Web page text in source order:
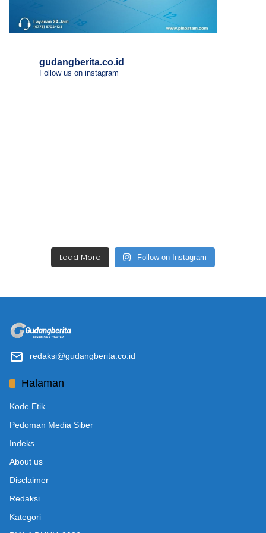
gudangberita.co.id
Follow us on instagram
Load More Follow on Instagram
redaksi@gudangberita.co.id
Halaman
Kode Etik
Pedoman Media Siber
Indeks
About us
Disclaimer
Redaksi
Kategori